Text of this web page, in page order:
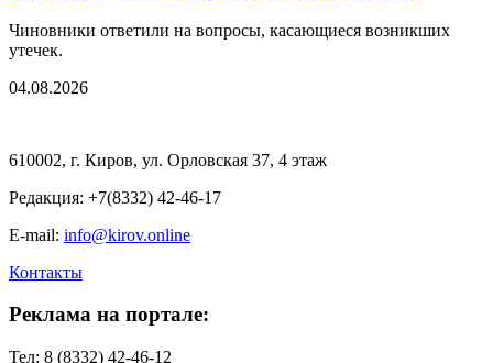
Чиновники ответили на вопросы, касающиеся возникших
утечек.
04.08.2026
610002, г. Киров, ул. Орловская 37, 4 этаж
Редакция: +7(8332) 42-46-17
E-mail: info@kirov.online
Контакты
Реклама на портале:
Тел: 8 (8332) 42-46-12